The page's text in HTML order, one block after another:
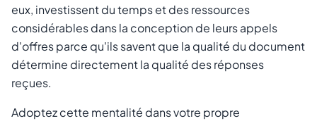
eux, investissent du temps et des ressources
considérables dans la conception de leurs appels
d'offres parce qu'ils savent que la qualité du document
détermine directement la qualité des réponses
reçues.
Adoptez cette mentalité dans votre propre